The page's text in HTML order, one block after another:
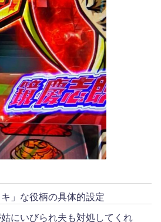
」な役柄の具体的設定
にいびられ夫も対処してくれ